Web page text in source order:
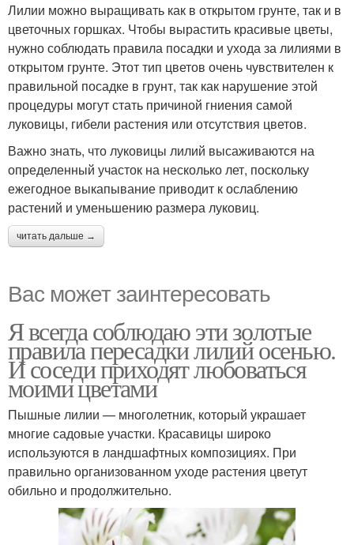
Лилии можно выращивать как в открытом грунте, так и в
цветочных горшках. Чтобы вырастить красивые цветы,
нужно соблюдать правила посадки и ухода за лилиями в
открытом грунте. Этот тип цветов очень чувствителен к
правильной посадке в грунт, так как нарушение этой
процедуры могут стать причиной гниения самой
луковицы, гибели растения или отсутствия цветов.
Важно знать, что луковицы лилий высаживаются на
определенный участок на несколько лет, поскольку
ежегодное выкапывание приводит к ослаблению
растений и уменьшению размера луковиц.
читать дальше →
Вас может заинтересовать
Я всегда соблюдаю эти золотые
правила пересадки лилий осенью.
И соседи приходят любоваться
моими цветами
Пышные лилии — многолетник, который украшает
многие садовые участки. Красавицы широко
используются в ландшафтных композициях. При
правильно организованном уходе растения цветут
обильно и продолжительно.